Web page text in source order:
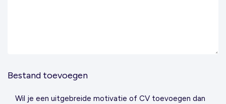
Bestand toevoegen
Wil je een uitgebreide motivatie of CV toevoegen dan